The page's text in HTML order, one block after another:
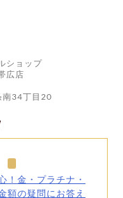
ショップ
広店
南34丁目20
！金・プラチナ・
額の疑問にお答え